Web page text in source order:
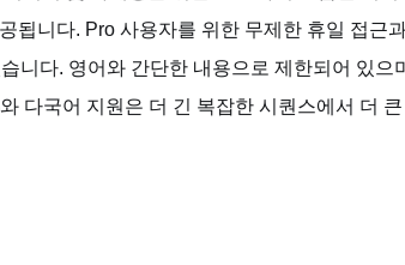
됩니다. Pro 사용자를 위한 무제한 휴일 접근
니다. 영어와 간단한 내용으로 제한되어 있으
다국어 지원은 더 긴 복잡한 시퀀스에서 더